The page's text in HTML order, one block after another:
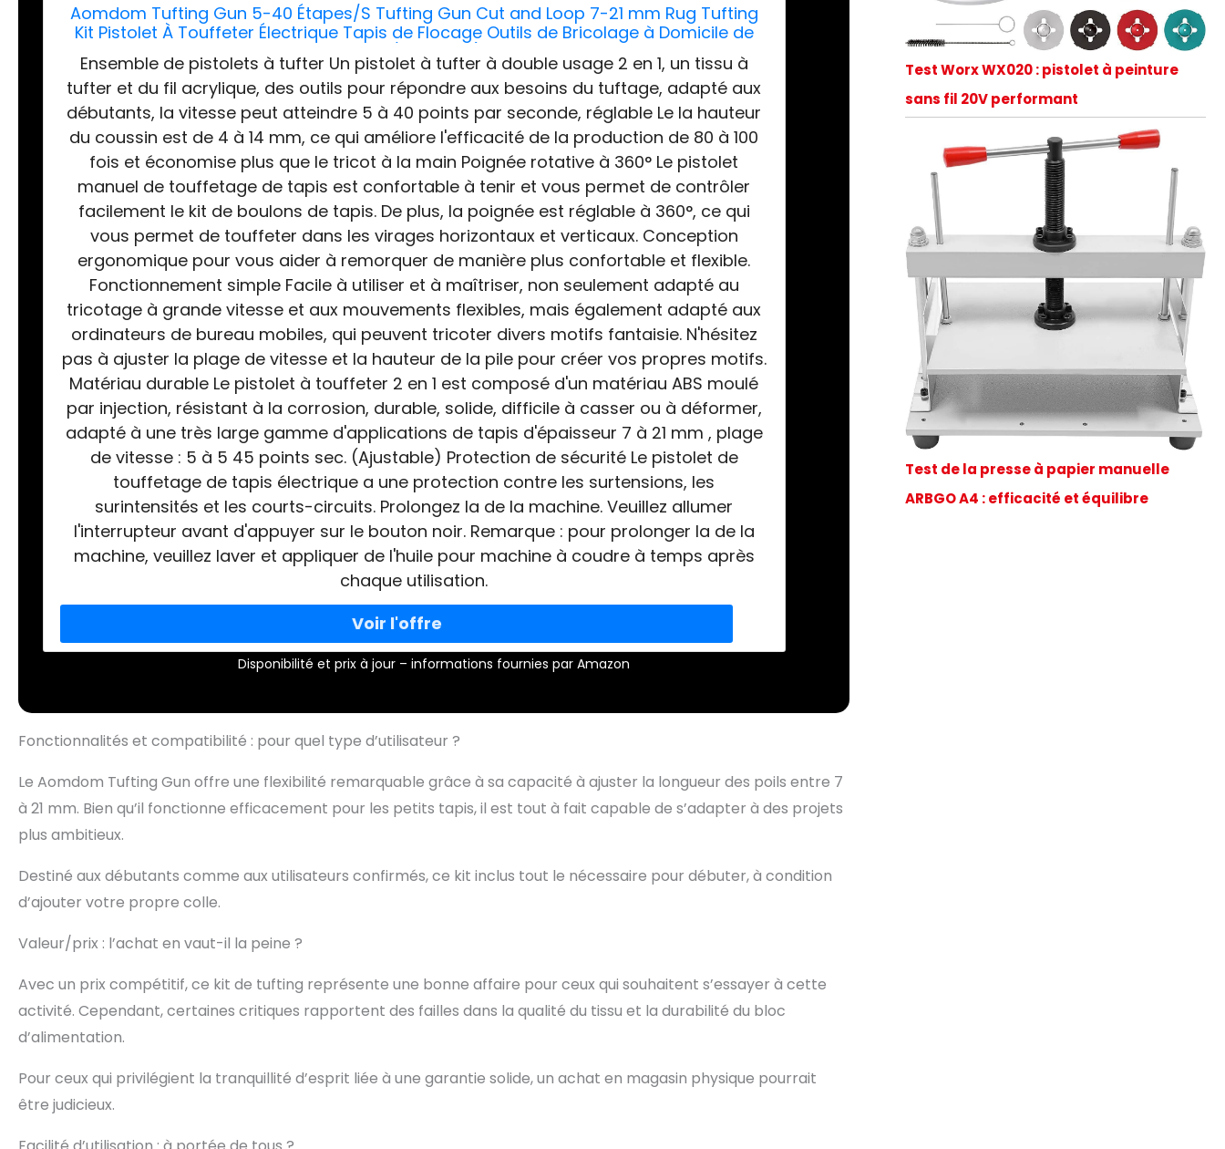
Aomdom Tufting Gun 5-40 Étapes/S Tufting Gun Cut and Loop 7-21 mm Rug Tufting
Kit Pistolet À Touffeter Électrique Tapis de Flocage Outils de Bricolage à Domicile de
Tapis(Costume)
Ensemble de pistolets à tufter Un pistolet à tufter à double usage 2 en 1, un tissu à
tufter et du fil acrylique, des outils pour répondre aux besoins du tuftage, adapté aux
débutants, la vitesse peut atteindre 5 à 40 points par seconde, réglable Le la hauteur
du coussin est de 4 à 14 mm, ce qui améliore l'efficacité de la production de 80 à 100
fois et économise plus que le tricot à la main Poignée rotative à 360° Le pistolet
manuel de touffetage de tapis est confortable à tenir et vous permet de contrôler
facilement le kit de boulons de tapis. De plus, la poignée est réglable à 360°, ce qui
vous permet de touffeter dans les virages horizontaux et verticaux. Conception
ergonomique pour vous aider à remorquer de manière plus confortable et flexible.
Fonctionnement simple Facile à utiliser et à maîtriser, non seulement adapté au
tricotage à grande vitesse et aux mouvements flexibles, mais également adapté aux
ordinateurs de bureau mobiles, qui peuvent tricoter divers motifs fantaisie. N'hésitez
pas à ajuster la plage de vitesse et la hauteur de la pile pour créer vos propres motifs.
Matériau durable Le pistolet à touffeter 2 en 1 est composé d'un matériau ABS moulé
par injection, résistant à la corrosion, durable, solide, difficile à casser ou à déformer,
adapté à une très large gamme d'applications de tapis d'épaisseur 7 à 21 mm , plage
de vitesse : 5 à 5 45 points sec. (Ajustable) Protection de sécurité Le pistolet de
touffetage de tapis électrique a une protection contre les surtensions, les
surintensités et les courts-circuits. Prolongez la de la machine. Veuillez allumer
l'interrupteur avant d'appuyer sur le bouton noir. Remarque : pour prolonger la de la
machine, veuillez laver et appliquer de l'huile pour machine à coudre à temps après
chaque utilisation.
Disponibilité et prix à jour – informations fournies par Amazon
Fonctionnalités et compatibilité : pour quel type d’utilisateur ?
Le Aomdom Tufting Gun offre une flexibilité remarquable grâce à sa capacité à ajuster la longueur des poils entre 7
à 21 mm. Bien qu’il fonctionne efficacement pour les petits tapis, il est tout à fait capable de s’adapter à des projets
plus ambitieux.
Destiné aux débutants comme aux utilisateurs confirmés, ce kit inclus tout le nécessaire pour débuter, à condition
d’ajouter votre propre colle.
Valeur/prix : l’achat en vaut-il la peine ?
Avec un prix compétitif, ce kit de tufting représente une bonne affaire pour ceux qui souhaitent s’essayer à cette
activité. Cependant, certaines critiques rapportent des failles dans la qualité du tissu et la durabilité du bloc
d’alimentation.
Pour ceux qui privilégient la tranquillité d’esprit liée à une garantie solide, un achat en magasin physique pourrait
être judicieux.
Test Worx WX020 : pistolet à peinture
sans fil 20V performant
Test de la presse à papier manuelle
ARBGO A4 : efficacité et équilibre